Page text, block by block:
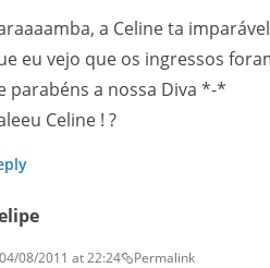
a Celine ta
eu vejo que os ingressos
parabéns a nossa Diva *-*
Celine ! ?
04/08/2011 at 22:24 Permalink